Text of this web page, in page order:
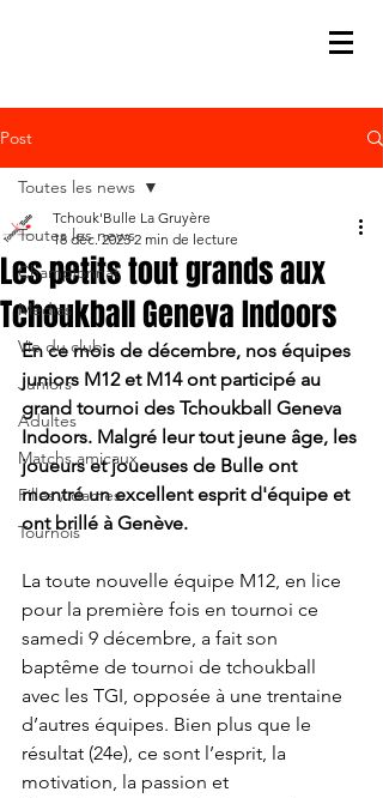
Post
Toutes les news
Championnat
Médias
Vie du club
Juniors
Adultes
Matchs amicaux
Filles / dames
Tournois
Toutes les news
Les petits tout grands aux
Tchoukball Geneva Indoors
Tchouk'Bulle La Gruyère
18 déc. 2023 2 min de lecture
En ce mois de décembre, nos équipes
juniors M12 et M14 ont participé au
grand tournoi des Tchoukball Geneva
Indoors. Malgré leur tout jeune âge, les
joueurs et joueuses de Bulle ont
montré un excellent esprit d'équipe et
ont brillé à Genève.
La toute nouvelle équipe M12, en lice
pour la première fois en tournoi ce
samedi 9 décembre, a fait son
baptême de tournoi de tchoukball
avec les TGI, opposée à une trentaine
d’autres équipes. Bien plus que le
résultat (24e), ce sont l’esprit, la
motivation, la passion et